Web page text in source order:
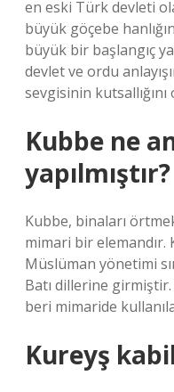
en eski Türk devleti
büyük göçebe
büyük bir başlangıç
devlet ve ordu
sevgisinin
Kubbe ne
yapılmıştır?
Kubbe, binaları
mimari bir elemandır.
Müslüman yönetimi
Batı dillerine
beri mimaride
Kureyş